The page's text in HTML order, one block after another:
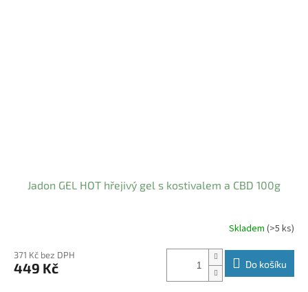
Jadon GEL HOT hřejivý gel s kostivalem a CBD 100g
Skladem (>5 ks)
371 Kč bez DPH
449 Kč Do košíku